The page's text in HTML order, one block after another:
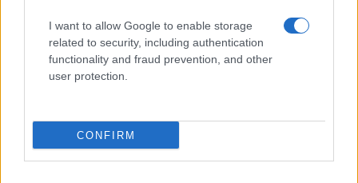
I want to allow Google to enable storage
related to security, including authentication
functionality and fraud prevention, and other
user protection.
CONFIRM
Aforismi .meglio.it è l'archivio web dedicato a frasi,
aforismi e citazioni più grande del web (137.905 frasi in
database) • ©2005-2025 • La riproduzione dei testi è
consentita citando la fonte secondo la Licenza
il sito ricava una commissione sugli acquisti idonei. •
Contatti